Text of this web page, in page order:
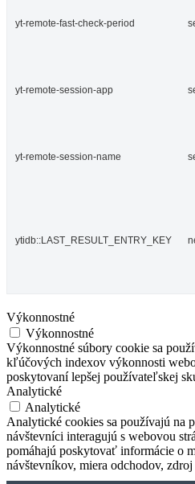
yt-remote-fast-check-period
yt-remote-session-app
yt-remote-session-name
ytidb::LAST_RESULT_ENTRY_KEY
Výkonnostné
Výkonnostné
Výkonnostné súbory cookie sa
kľúčových indexov výkonnosti
poskytovaní lepšej používateľskej
Analytické
Analytické
Analytické cookies sa používajú na
návštevníci interagujú s webovou
pomáhajú poskytovať informácie o
návštevníkov, miera odchodov,